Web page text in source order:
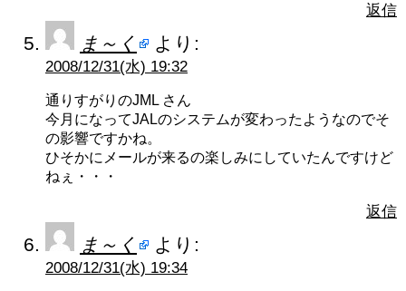
返信
ま～く より:
2008/12/31(水) 19:32
通りすがりのJML さん
今月になってJALのシステムが変わったようなのでそ
の影響ですかね。
ひそかにメールが来るの楽しみにしていたんですけど
ねぇ・・・
返信
ま～く より:
2008/12/31(水) 19:34